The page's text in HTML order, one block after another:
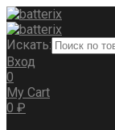
Искать:
Вход
0
My Cart
0 ₽